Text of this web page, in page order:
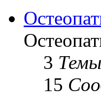
3 Темы
15